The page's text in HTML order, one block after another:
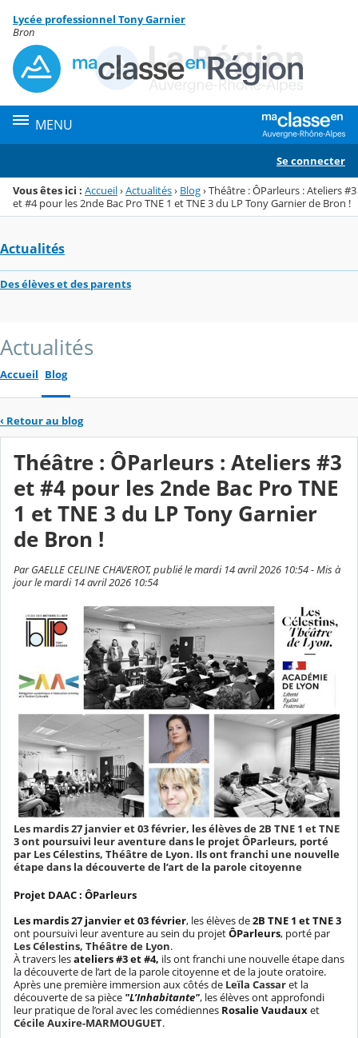
Menu de la rubrique
Contenu
Lycée professionnel Tony Garnier
Bron
MENU
Se connecter
Vous êtes ici : Accueil›Actualités› Blog›Théâtre : ÔParleurs : Ateliers #3
et #4 pour les 2nde Bac Pro TNE 1 et TNE 3 du LP Tony Garnier de Bron !
Actualités
Des élèves et des parents
Actualités
Accueil Blog
‹ Retour au blog
Théâtre : ÔParleurs : Ateliers #3
et #4 pour les 2nde Bac Pro TNE
1 et TNE 3 du LP Tony Garnier
de Bron !
Par GAELLE CELINE CHAVEROT, publié le mardi 14 avril 2026 10:54 - Mis à
jour le mardi 14 avril 2026 10:54
Les mardis 27 janvier et 03 février, les élèves de 2B TNE 1 et TNE
3 ont poursuivi leur aventure dans le projet ÔParleurs, porté
par Les Célestins, Théâtre de Lyon. Ils ont franchi une nouvelle
étape dans la découverte de l’art de la parole citoyenne
Projet DAAC : ÔParleurs
Les mardis 27 janvier et 03 février, les élèves de2B TNE 1 et TNE 3
ont poursuivi leur aventure au sein du projetÔParleurs, porté par
Les Célestins, Théâtre de Lyon.
À travers lesateliers #3 et #4, ils ont franchi une nouvelle étape dans
la découverte de l’art de la parole citoyenne et de la joute oratoire.
Après une première immersion aux côtés de Leïla Cassaret la
découverte de sa pièce "L’Inhabitante", les élèves ont approfondi
leur pratique de l’oral avec les comédiennes Rosalie Vaudauxet
Cécile Auxire-MARMOUGUET.